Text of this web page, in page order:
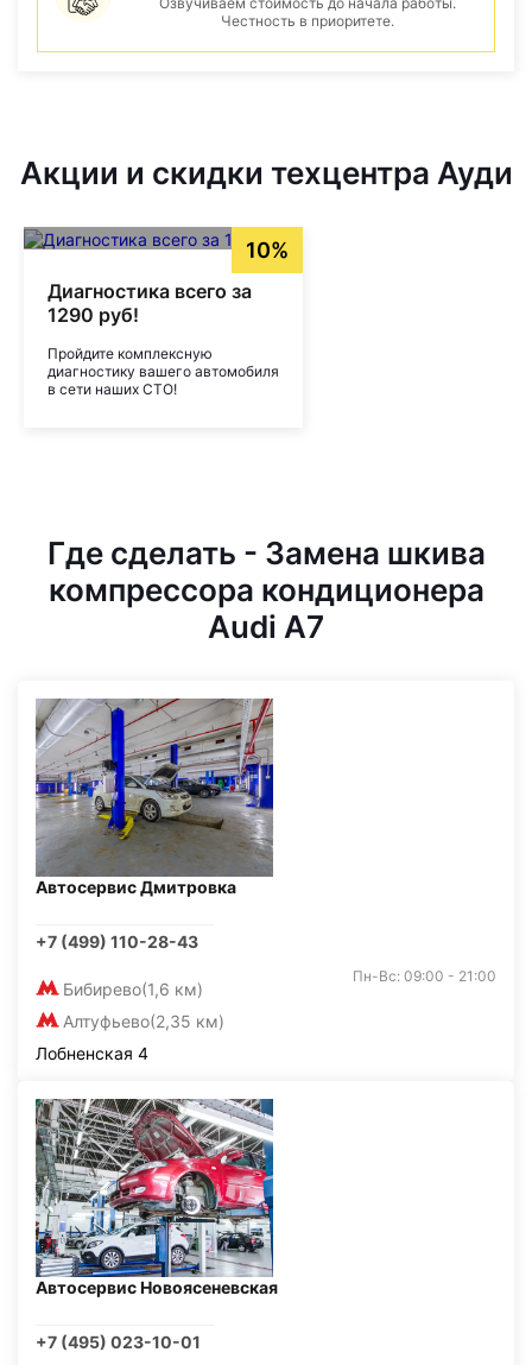
Честность в приоритете.
Акции и скидки техцентра Ауди
10%
Диагностика всего за
1290 руб!
Пройдите комплексную
диагностику вашего автомобиля
в сети наших СТО!
Где сделать - Замена шкива
компрессора кондиционера
Audi A7
Автосервис Дмитровка
+7 (499) 110-28-43
Бибирево(1,6 км)
Алтуфьево(2,35 км)
Пн-Вс: 09:00 - 21:00
Лобненская 4
Автосервис Новоясеневская
+7 (495) 023-10-01